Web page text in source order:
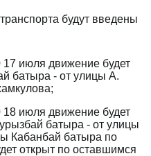
будут введены
июля движение будет
батыра - от улицы А.
июля движение будет
батыра - от улицы
Кабанбай батыра по
открыт по оставшимся